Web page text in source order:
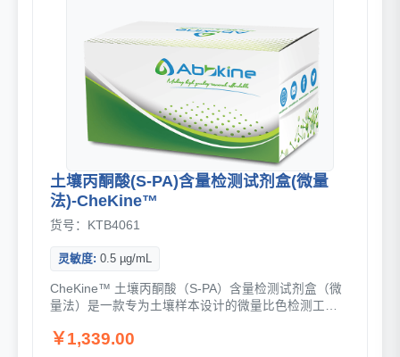
土壤丙酮酸(S-PA)含量检测试剂盒(微量
法)-CheKine™
货号：KTB4061
灵敏度: 0.5 µg/mL
CheKine™ 土壤丙酮酸（S-PA）含量检测试剂盒（微
量法）是一款专为土壤样本设计的微量比色检测工
￥1,339.00